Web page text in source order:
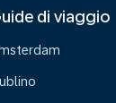
di viaggio